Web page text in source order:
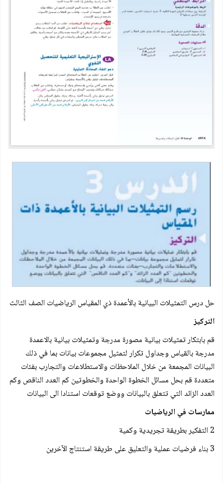
حل درس التمثيلات البيانية بالأعمدة ذي المقياس الرياضيات الصف الثالث
التركيز
قم بابتكار تمثيلات بيانية مصورة مدرجة وتمثيلات بيانية بالاعمدة
مدرجة بالقياس وجداول تكرار لتمثيل مجموعات بيانات بما في ذلك
البيانات المجمعة من خلال الملاحظات والاستطلاعات والتجارب بفئات
متعددة قم بحل مسائل الخطوة الواحدة والخطوتين كم العدد الناقص وكم
العدد الزائد التي تتعلق بالبيانات ووضع توقعات استنادا الى البيانات
ممارسات في الرياضيات
2 التفكير بطريقة تجريدية وكمية
3 بناء فرضيات عملية والتعليق على طريقة استنتاج الآخرين